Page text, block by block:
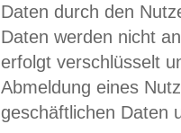
Daten durch den
Daten werden nicht
erfolgt verschlüsselt
Abmeldung eines
geschäftlichen Daten